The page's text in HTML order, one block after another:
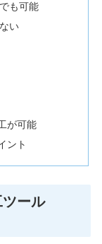
も可能
い
が可能
ント
ール